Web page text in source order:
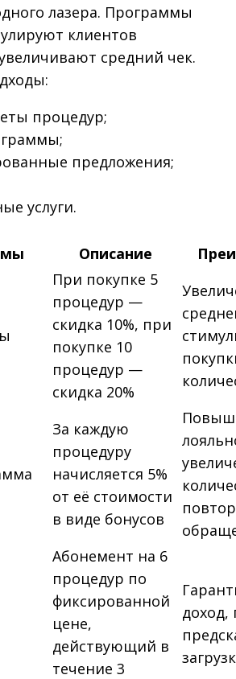
лазера. Программы
клиентов
средний чек.
процедур;
предложения;
услуги.
Описание
При покупке 5
процедур —
скидка 10%, при
покупке 10
процедур —
скидка 20%
За каждую
процедуру
начисляется 5%
от её стоимости
в виде бонусов
Абонемент на 6
процедур по
фиксированной
цене,
действующий в
течение 3